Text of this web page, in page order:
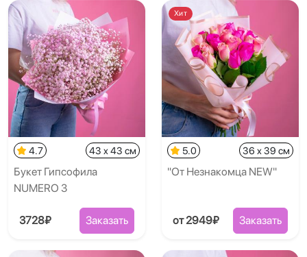
4.7 43 x 43 см
Букет Гипсофила
NUMERO 3
3728₽ Заказать
Хит
5.0 36 x 39 см
"От Незнакомца NEW"
от 2949₽ Заказать